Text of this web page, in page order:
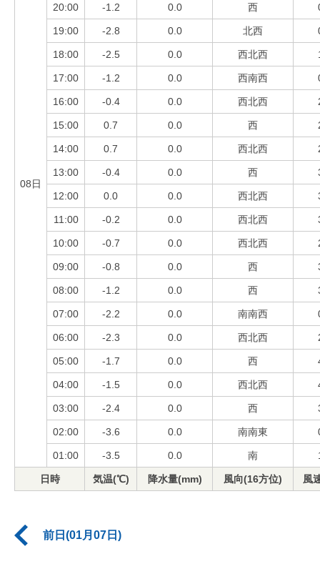
08日
20:00 -1.2 0.0 西
19:00 -2.8 0.0 北西
18:00 -2.5 0.0 西北西
17:00 -1.2 0.0 西南西
16:00 -0.4 0.0 西北西
15:00 0.7 0.0 西
14:00 0.7 0.0 西北西
13:00 -0.4 0.0 西
12:00 0.0 0.0 西北西
11:00 -0.2 0.0 西北西
10:00 -0.7 0.0 西北西
09:00 -0.8 0.0 西
08:00 -1.2 0.0 西
07:00 -2.2 0.0 南南西
06:00 -2.3 0.0 西北西
05:00 -1.7 0.0 西
04:00 -1.5 0.0 西北西
03:00 -2.4 0.0 西
02:00 -3.6 0.0 南南東
01:00 -3.5 0.0 南
日時 気温(℃) 降水量(mm) 風向(16方位) 風
前日(01月07日)